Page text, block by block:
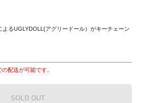
よるUGLYDOLL(アグリードール）がキーチェーン
配送が可能です。
SOLD OUT